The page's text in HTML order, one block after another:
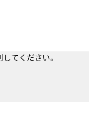
てください。